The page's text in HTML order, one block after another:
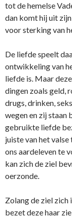
tot de hemelse
dan komt hij uit
voor sterking van
De liefde speelt
ontwikkeling van
liefde is. Maar
dingen zoals geld,
drugs, drinken,
wegen en zij staan
gebruikte liefde
juiste van het
ons aardeleven te
kan zich de ziel
oerzonde.
Zolang de ziel
bezet deze haar